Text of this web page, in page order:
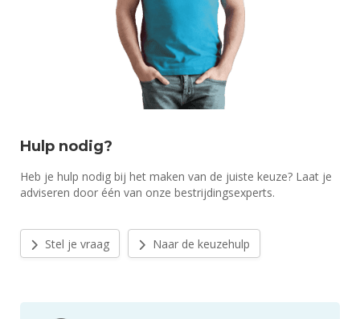
Hulp nodig?
Heb je hulp nodig bij het maken van de juiste keuze? Laat je
adviseren door één van onze bestrijdingsexperts.
Stel je vraag Naar de keuzehulp